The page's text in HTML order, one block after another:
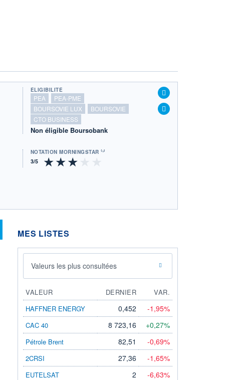
ÉLIGIBILITÉ
PEA
PEA-PME
BOURSOVIE LUX
BOURSOVIE
CTO BUSINESS
Non éligible Boursobank
NOTATION MORNINGSTAR ⁽¹⁾
MES LISTES
Valeurs les plus consultées
VALEUR DERNIER
VAR.
HAFFNER ENERGY
0,452 -1,95%
CAC 40 8 723,16 +0,27%
Pétrole Brent 82,51 -0,69%
2CRSI 27,36 -1,65%
EUTELSAT 2 -6,63%